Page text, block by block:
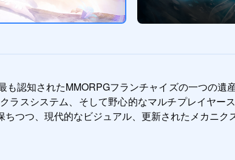
認知されたMMORPGフランチャイズの一つの
ラスシステム、そして野心的なマルチプレイヤー
つつ、現代的なビジュアル、更新されたメカニ